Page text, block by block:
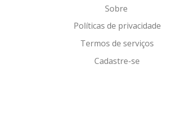
Sobre
Políticas de privacidade
Termos de serviços
Cadastre-se